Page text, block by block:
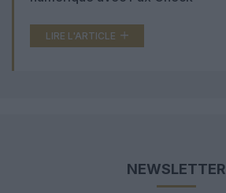
LIRE L'ARTICLE
NEWSLETTER